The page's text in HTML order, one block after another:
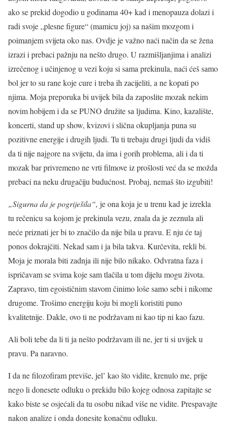
ako se prekid dogodio u godinama 40+ kad i menopauza dolazi i
radi svoje „plesne figure“ (mamicu joj) sa našim mozgom i
poimanjem svijeta oko nas. Ovdje je važno naći način da se žena
izrazi i prebaci pažnju na nešto drugo. U razmišljanjima i analizi
izrečenog i učinjenog u vezi koju si sama prekinula, naći ćeš samo
bol jer to su rane koje cure i treba ih zacijeliti, a ne kopati po
njima. Moja preporuka bi uvijek bila da zaposlite mozak nekim
novim hobijem i da se PUNO družite sa ljudima. Kino, kazalište,
koncerti, stand up show, kvizovi i slična okupljanja puna su
pozitivne energije i drugih ljudi. Tu ti trebaju drugi ljudi da vidiš
da ti nije najgore na svijetu, da ima i gorih problema, ali i da ti
mozak bar privremeno ne vrti filmove iz prošlosti već da se možda
prebaci na neku drugačiju budućnost. Probaj, nemaš što izgubiti!
„Sigurna da je pogriješila“, je ona koja je u trenu kad je izrekla
tu rečenicu sa kojom je prekinula vezu, znala da je zeznula ali
neće priznati jer bi to značilo da nije bila u pravu. E nju će taj
ponos dokrajčiti. Nekad sam i ja bila takva. Kurčevita, rekli bi.
Moja je morala biti zadnja ili nije bilo nikako. Odvratna faza i
ispričavam se svima koje sam tlačila u tom dijelu mogu života.
Zapravo, tim egoističnim stavom činimo loše samo sebi i nikome
drugome. Trošimo energiju koju bi mogli koristiti puno
kvalitetnije. Dakle, ovo ti ne podržavam ni kao tip ni kao fazu.
Ali boli tebe da li ti ja nešto podržavam ili ne, jer ti si uvijek u
pravu. Pa naravno.
I da ne filozofiram previše, jel’ kao što vidite, krenulo me, prije
nego li donesete odluku o prekidu bilo kojeg odnosa zapitajte se
kako biste se osjećali da tu osobu nikad više ne vidite. Prespavajte
nakon analize i onda donesite konačnu odluku.